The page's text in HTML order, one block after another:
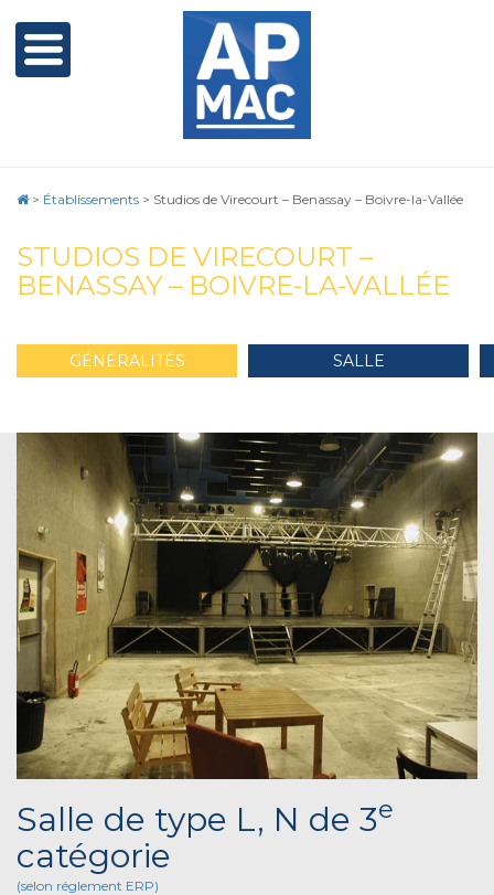
> Établissements > Studios de Virecourt – Benassay – Boivre-la-Vallée
STUDIOS DE VIRECOURT –
BENASSAY – BOIVRE-LA-VALLÉE
GÉNÉRALITÉS SALLE
Salle de type L, N de 3e
catégorie
(selon réglement ERP)